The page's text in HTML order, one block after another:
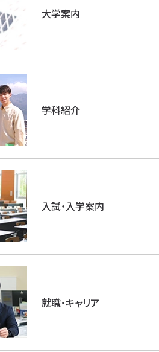
大学案内
学科紹介
入試・入学案内
就職・キャリア